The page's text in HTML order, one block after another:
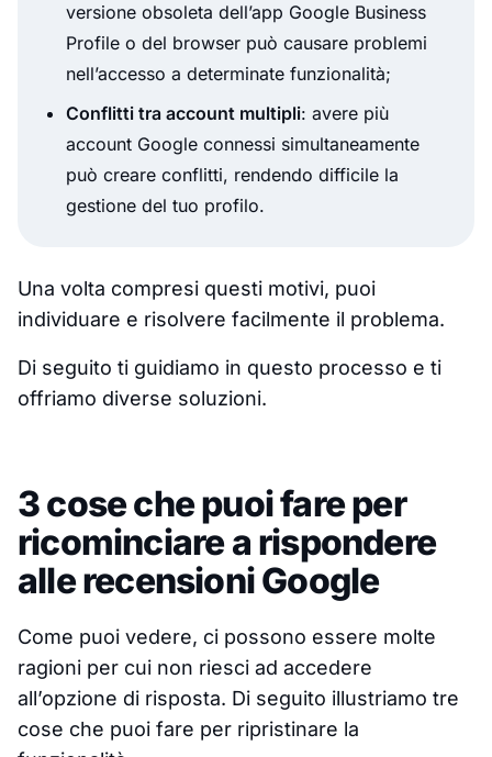
versione obsoleta dell’app Google Business
Profile o del browser può causare problemi
nell’accesso a determinate funzionalità;
Conflitti tra account multipli: avere più
account Google connessi simultaneamente
può creare conflitti, rendendo difficile la
gestione del tuo profilo.
Una volta compresi questi motivi, puoi
individuare e risolvere facilmente il problema.
Di seguito ti guidiamo in questo processo e ti
offriamo diverse soluzioni.
3 cose che puoi fare per
ricominciare a rispondere
alle recensioni Google
Come puoi vedere, ci possono essere molte
ragioni per cui non riesci ad accedere
all’opzione di risposta. Di seguito illustriamo tre
cose che puoi fare per ripristinare la